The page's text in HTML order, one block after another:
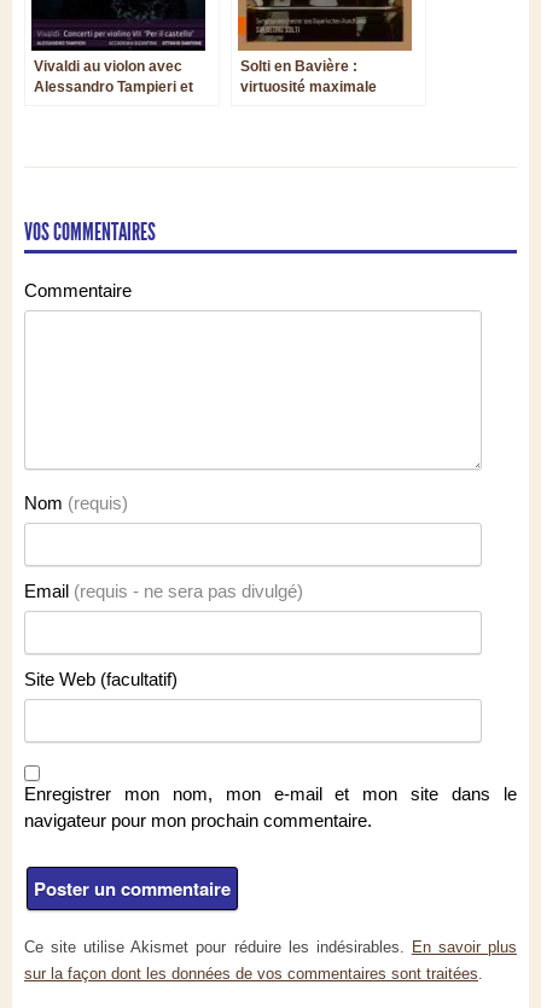
Vivaldi au violon avec
Alessandro Tampieri et
Solti en Bavière :
virtuosité maximale
VOS COMMENTAIRES
Commentaire
Nom (requis)
Email (requis - ne sera pas divulgé)
Site Web (facultatif)
Enregistrer mon nom, mon e-mail et mon site dans le
navigateur pour mon prochain commentaire.
Ce site utilise Akismet pour réduire les indésirables. En savoir plus
sur la façon dont les données de vos commentaires sont traitées